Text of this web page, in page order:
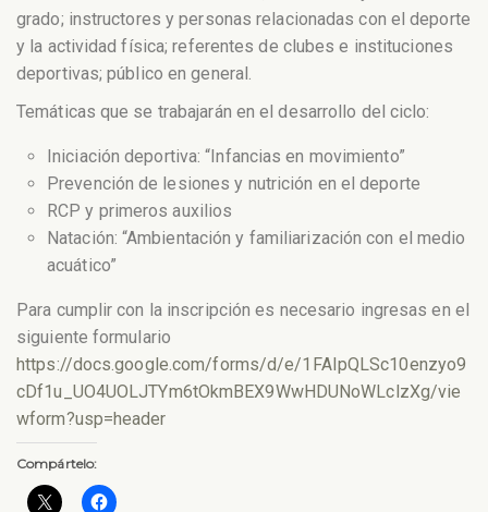
grado; instructores y personas relacionadas con el deporte
y la actividad física; referentes de clubes e instituciones
deportivas; público en general.
Temáticas que se trabajarán en el desarrollo del ciclo:
Iniciación deportiva: “Infancias en movimiento”
Prevención de lesiones y nutrición en el deporte
RCP y primeros auxilios
Natación: “Ambientación y familiarización con el medio
acuático”
Para cumplir con la inscripción es necesario ingresas en el
siguiente formulario
https://docs.google.com/forms/d/e/1FAIpQLSc10enzyo9
cDf1u_UO4UOLJTYm6tOkmBEX9WwHDUNoWLclzXg/vie
wform?usp=header
Compártelo: